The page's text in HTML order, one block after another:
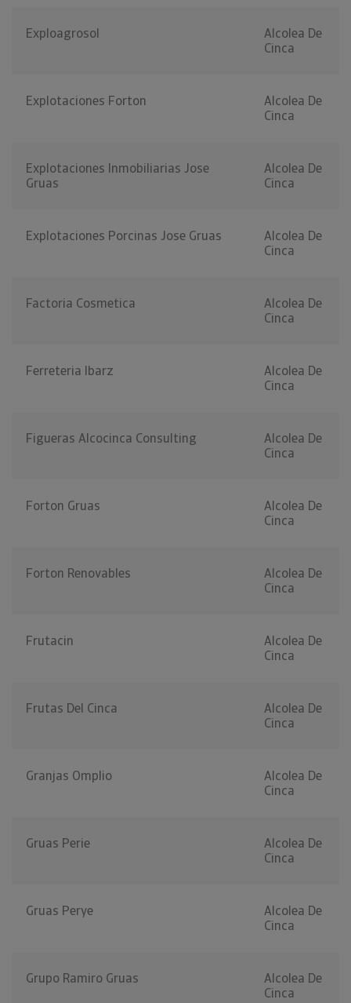
Exploagrosol
Alcolea De
Cinca
Explotaciones Forton
Alcolea De
Cinca
Explotaciones Inmobiliarias Jose
Gruas
Alcolea De
Cinca
Explotaciones Porcinas Jose Gruas
Alcolea De
Cinca
Factoria Cosmetica
Alcolea De
Cinca
Ferreteria Ibarz
Alcolea De
Cinca
Figueras Alcocinca Consulting
Alcolea De
Cinca
Forton Gruas
Alcolea De
Cinca
Forton Renovables
Alcolea De
Cinca
Frutacin
Alcolea De
Cinca
Frutas Del Cinca
Alcolea De
Cinca
Granjas Omplio
Alcolea De
Cinca
Gruas Perie
Alcolea De
Cinca
Gruas Perye
Alcolea De
Cinca
Grupo Ramiro Gruas
Alcolea De
Cinca